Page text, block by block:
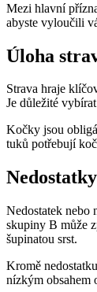
Mezi hlavní
abyste vyloučili
Úloha
Strava hraje
Je důležité
Kočky jsou
tuků potřebují
Nedostatek nebo
skupiny B může
šupinatou srst.
Kromě
nízkým obsahem